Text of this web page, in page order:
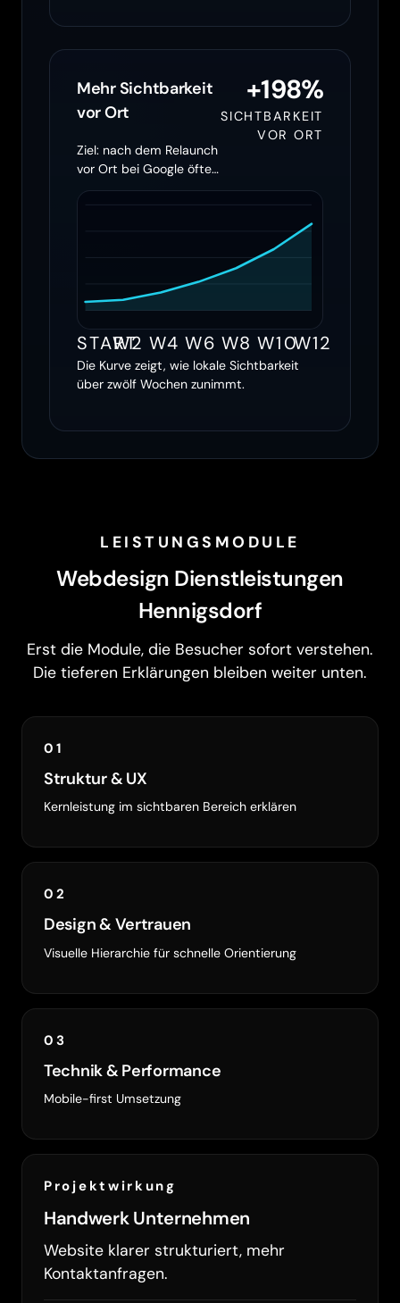
Mehr Sichtbarkeit
vor Ort
Ziel: nach dem Relaunch
vor Ort bei Google öfter
erscheinen
+198%
SICHTBARKEIT
VOR ORT
START
W2 W4 W6 W8 W10W12
Die Kurve zeigt, wie lokale Sichtbarkeit
über zwölf Wochen zunimmt.
LEISTUNGSMODULE
Webdesign Dienstleistungen
Hennigsdorf
Erst die Module, die Besucher sofort verstehen.
Die tieferen Erklärungen bleiben weiter unten.
01
Struktur & UX
Kernleistung im sichtbaren Bereich erklären
02
Design & Vertrauen
Visuelle Hierarchie für schnelle Orientierung
03
Technik & Performance
Mobile-first Umsetzung
Projektwirkung
Handwerk Unternehmen
Website klarer strukturiert, mehr
Kontaktanfragen.